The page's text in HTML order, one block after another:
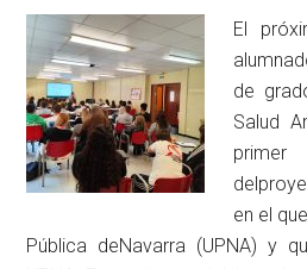
El
de
Salud
en el
Pública deNavarra (UPNA) y